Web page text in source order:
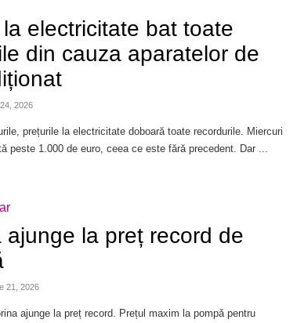
electricitate bat toate
din cauza aparatelor de
2026
prețurile la electricitate doboară toate recordurile. Miercuri
peste 1.000 de euro, ceea ce este fără precedent. Dar ...
ajunge la preț record de
21, 2026
ajunge la preț record. Prețul maxim la pompă pentru